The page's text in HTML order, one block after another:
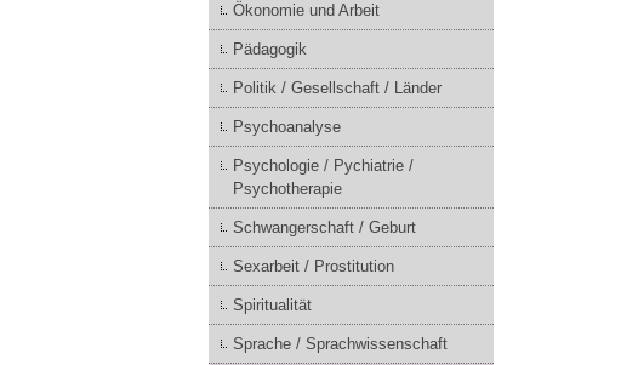
Ökonomie und Arbeit
Pädagogik
Politik / Gesellschaft / Länder
Psychoanalyse
Psychologie / Pychiatrie /
Psychotherapie
Schwangerschaft / Geburt
Sexarbeit / Prostitution
Spiritualität
Sprache / Sprachwissenschaft